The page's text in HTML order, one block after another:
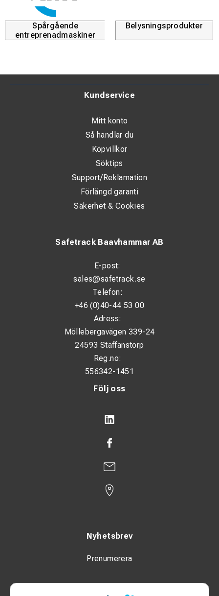
Spårgående
entreprenadmaskiner
Belysningsprodukter
Följ oss
Nyhetsbrev
Prenumerera
Safetrack Baavhammar AB
E-post:
sales@safetrack.se
Telefon:
+46 (0)40-44 53 00
Adress:
Möllebergavägen 339-24
24593 Staffanstorp
Reg.no:
556342-1451
Kundservice
Mitt konto
Så handlar du
Köpvillkor
Söktips
Support/Reklamation
Förlängd garanti
Säkerhet & Cookies